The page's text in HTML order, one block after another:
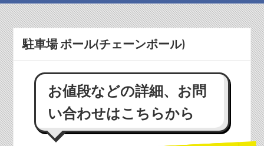
駐車場 ポール(チェーンポール)
お値段などの詳細、お問
い合わせはこちらから